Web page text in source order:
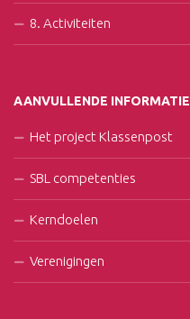
8. Activiteiten
AANVULLENDE INFORMATIE
Het project Klassenpost
SBL competenties
Kerndoelen
Verenigingen